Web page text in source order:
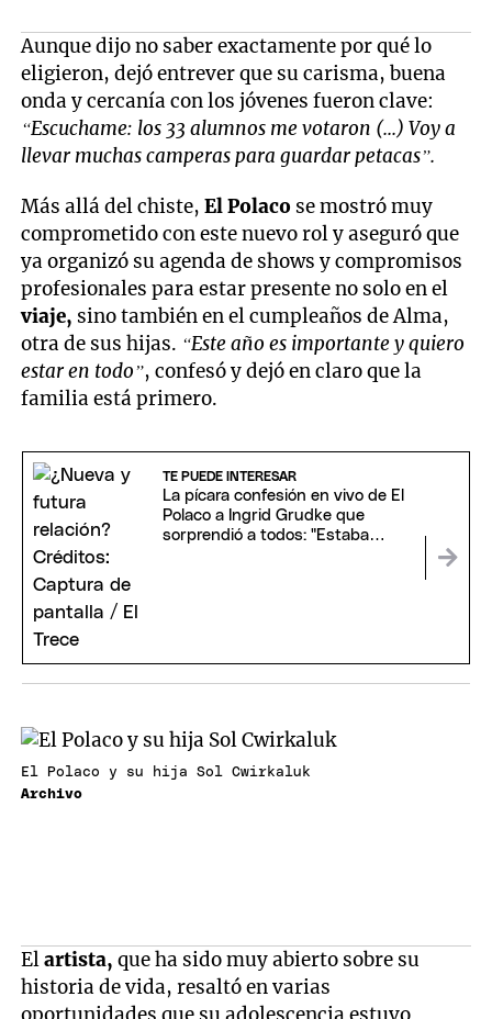
Aunque dijo no saber exactamente por qué lo
eligieron, dejó entrever que su carisma, buena
onda y cercanía con los jóvenes fueron clave:
“Escuchame: los 33 alumnos me votaron (...) Voy a
llevar muchas camperas para guardar petacas”.
Más allá del chiste,El Polaco se mostró muy
comprometido con este nuevo rol y aseguró que
ya organizó su agenda de shows y compromisos
profesionales para estar presente no solo en el
viaje, sino también en el cumpleaños de Alma,
otra de sus hijas. “Este año es importante y quiero
estar en todo”, confesó y dejó en claro que la
familia está primero.
TE PUEDE INTERESAR
La pícara confesión en vivo de El
Polaco a Ingrid Grudke que
sorprendió a todos: "Estaba
El Polaco y su hija Sol Cwirkaluk
Archivo
Elartista, que ha sido muy abierto sobre su
historia de vida, resaltó en varias